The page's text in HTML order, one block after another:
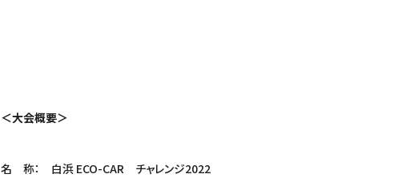
＜大会概要＞
名 称： 白浜 ECO-CAR チャレンジ2022